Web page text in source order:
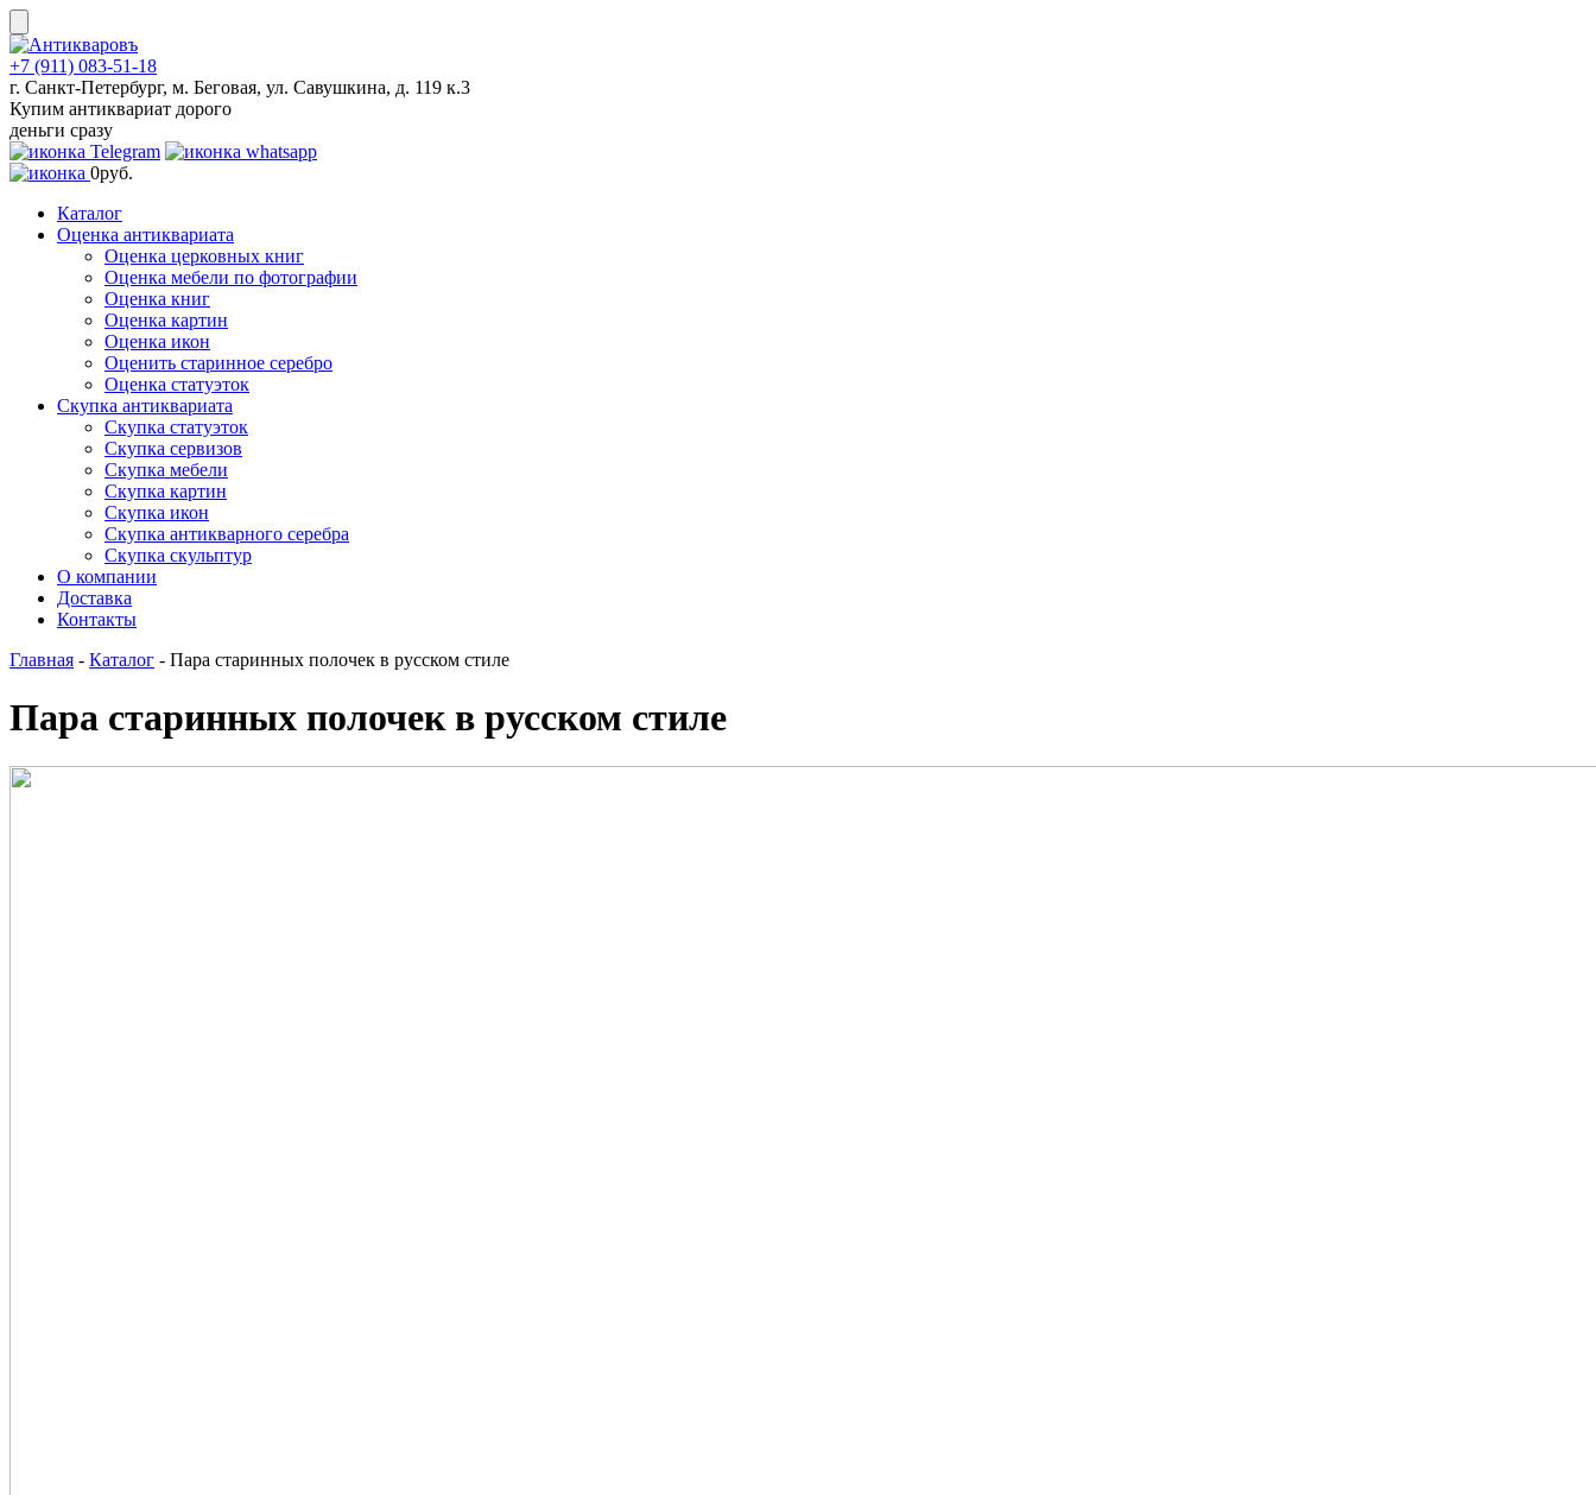
Skip
to
content
+7 (911) 083-51-18
г. Санкт-Петербург, м. Беговая, ул. Савушкина, д. 119 к.3
Купим антиквариат дорого
деньги сразу
0руб.
Каталог
Оценка антиквариата
Оценка церковных книг
Оценка мебели по фотографии
Оценка книг
Оценка картин
Оценка икон
Оценить старинное серебро
Оценка статуэток
Скупка антиквариата
Скупка статуэток
Скупка сервизов
Скупка мебели
Скупка картин
Скупка икон
Скупка антикварного серебра
Скупка скульптур
О компании
Доставка
Контакты
Главная - Каталог - Пара старинных полочек в русском стиле
Пара старинных полочек в русском стиле